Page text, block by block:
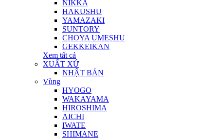
NIKKA
HAKUSHU
YAMAZAKI
SUNTORY
CHOYA UMESHU
GEKKEIKAN
Xem tất cả
XUẤT XỨ
NHẬT BẢN
Vùng
HYOGO
WAKAYAMA
HIROSHIMA
AICHI
IWATE
SHIMANE